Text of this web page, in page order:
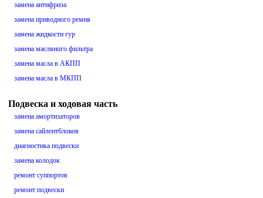
замена антифриза
замена приводного ремня
замена жидкости гур
замена масляного фильтра
замена масла в АКПП
замена масла в МКПП
Подвеска и ходовая часть
замена амортизаторов
замена сайлентблоков
диагностика подвески
замена колодок
ремонт суппортов
ремонт подвески